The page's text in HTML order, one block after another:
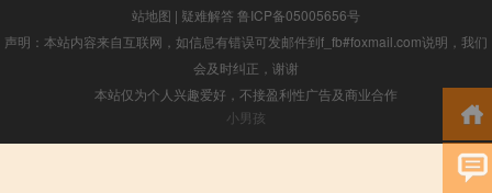
站地图 | 疑难解答 鲁ICP备05005656号
声明：本站内容来自互联网，如信息有错误可发邮件到f_fb#foxmail.com说明，我们
会及时纠正，谢谢
本站仅为个人兴趣爱好，不接盈利性广告及商业合作
小男孩